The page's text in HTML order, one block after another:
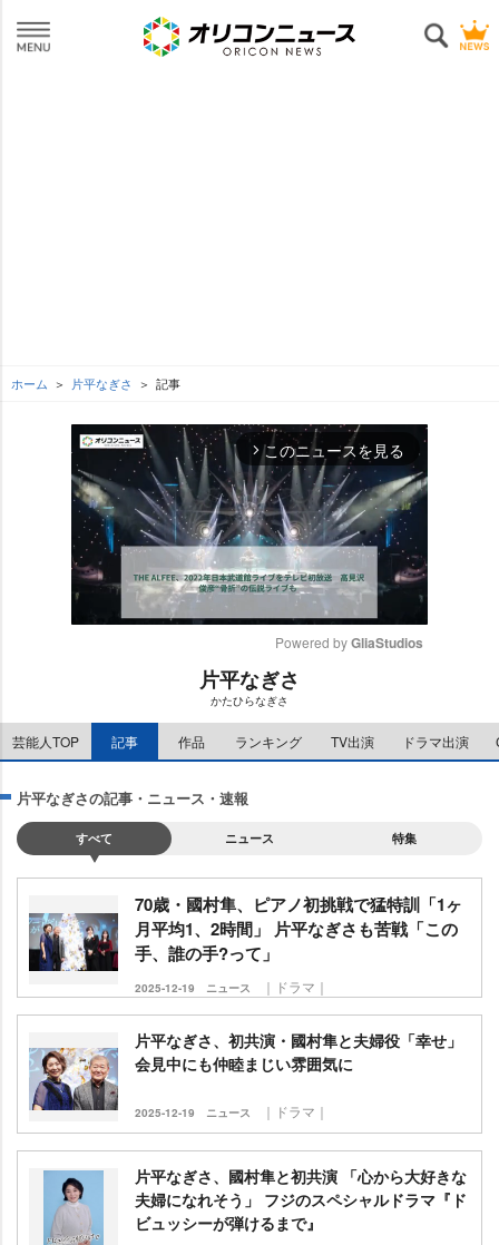
ホーム 片平なぎさ 記事
arrow_forward_ios このニュースを見る
e
Powered by GliaStudios
片平なぎさ
かたひらなぎさ
芸能人TOP 記事 作品 ランキング TV出演 ドラマ出演
片平なぎさの記事・ニュース・速報
すべて ニュース 特集
70歳・國村隼、ピアノ初挑戦で猛特訓「1ヶ
月平均1、2時間」 片平なぎさも苦戦「この
手、誰の手?って」
2025-12-19 ニュース ｜ドラマ｜
片平なぎさ、初共演・國村隼と夫婦役「幸せ」
会見中にも仲睦まじい雰囲気に
2025-12-19 ニュース ｜ドラマ｜
片平なぎさ、國村隼と初共演 「心から大好きな
夫婦になれそう」 フジのスペシャルドラマ『ド
ビュッシーが弾けるまで』